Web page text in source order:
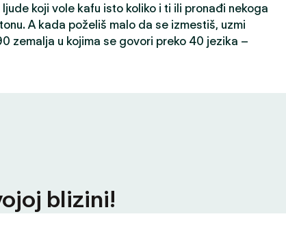
koji vole kafu isto koliko i ti ili pronađi nekoga
A kada poželiš malo da se izmestiš, uzmi
zemalja u kojima se govori preko 40 jezika –
blizini!